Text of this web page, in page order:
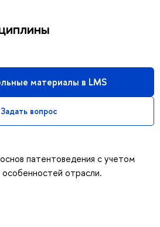
материалы в LMS
Задать вопрос
патентоведения с учетом
отрасли.